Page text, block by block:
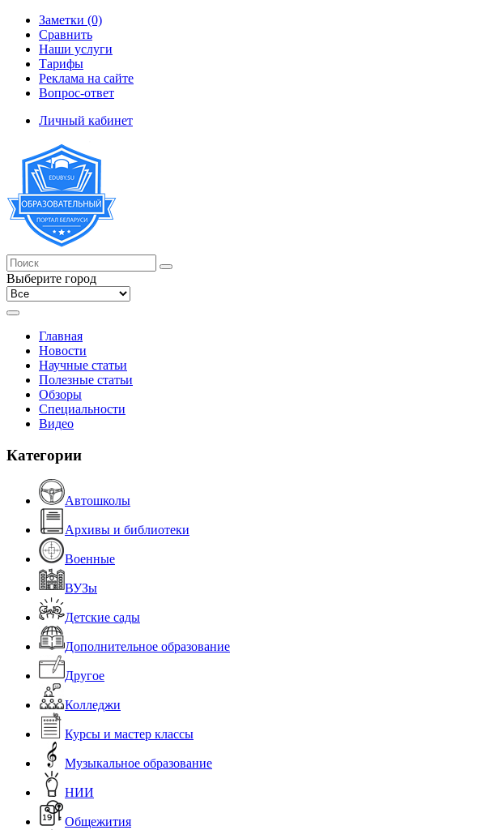
Заметки (0)
Сравнить
Наши услуги
Тарифы
Реклама на сайте
Вопрос-ответ
Личный кабинет
Выберите город
Главная
Новости
Научные статьи
Полезные статьи
Обзоры
Специальности
Видео
Категории
Автошколы
Архивы и библиотеки
Военные
ВУЗы
Детские сады
Дополнительное образование
Другое
Колледжи
Курсы и мастер классы
Музыкальное образование
НИИ
Общежития